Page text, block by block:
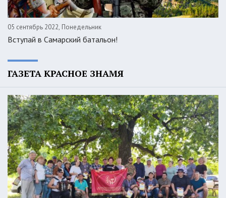
05 сентябрь 2022, Понедельник
Вступай в Самарский батальон!
ГАЗЕТА КРАСНОЕ ЗНАМЯ